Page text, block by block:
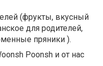
(фрукты, вкусный
для родителей,
пряники ).
Poonsh и от нас